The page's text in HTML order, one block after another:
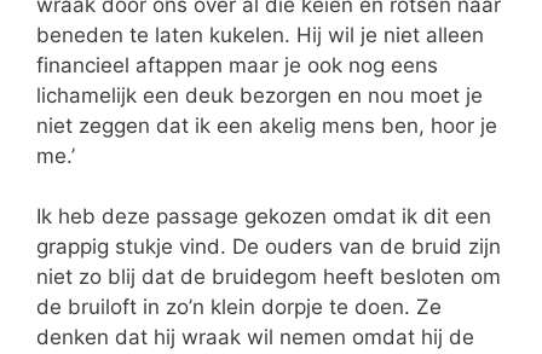
beneden te laten kukelen. Hij wil je niet alleen
financieel aftappen maar je ook nog eens
lichamelijk een deuk bezorgen en nou moet je
niet zeggen dat ik een akelig mens ben, hoor je
me.’
Ik heb deze passage gekozen omdat ik dit een
grappig stukje vind. De ouders van de bruid zijn
niet zo blij dat de bruidegom heeft besloten om
de bruiloft in zo’n klein dorpje te doen. Ze
denken dat hij wraak wil nemen omdat hij de